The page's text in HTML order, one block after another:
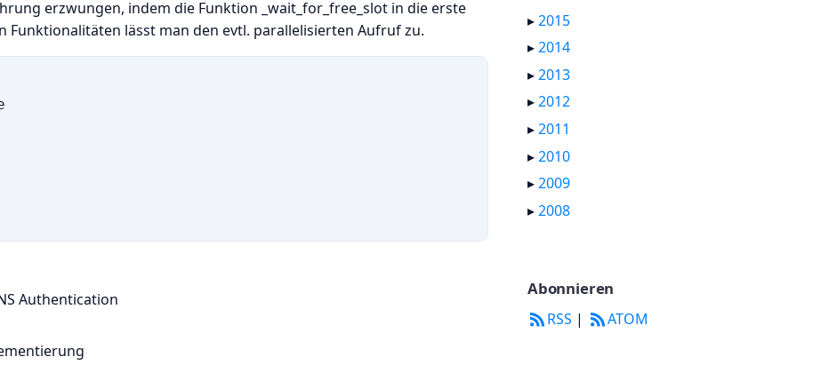
erzwungen, indem die Funktion _wait_for_free_slot in die erste
Funktionalitäten lässt man den evtl. parallelisierten Aufruf zu.
Authentication
▸2015
▸2014
▸2013
▸2012
▸2011
▸2010
▸2009
▸2008
Abonnieren
RSS | ATOM